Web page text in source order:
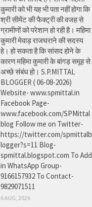
कुमारी को भी यह भी पता नहीं होगा कि
श्री सीमेंट की फैक्ट्री की वजह से
ग्रामीणों को परेशान हो रही है। महिमा
कुमारी मेवाड़ राजघराने की सदस्य
हे। हो सकता है कि सांसद होने के
कारण महिमा कुमारी के बांगड़ समूह से
अच्छे संबंध हो। S.P.MITTAL
BLOGGER ( 06-08-2026)
Website- www.spmittal.in
Facebook Page-
www.facebook.com/SPMittal
blog Follow me on Twitter-
https://twitter.com/spmittalb
logger?s=11 Blog-
spmittal.blogspot.com To Add
in WhatsApp Group-
9166157932 To Contact-
9829071511
6 AUG, 2026